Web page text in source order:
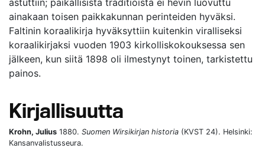
astuttiin; paikallisista traditioista ei hevin luovuttu
ainakaan toisen paikkakunnan perinteiden hyväksi.
Faltinin koraalikirja hyväksyttiin kuitenkin viralliseksi
koraalikirjaksi vuoden 1903 kirkolliskokouksessa sen
jälkeen, kun siitä 1898 oli ilmestynyt toinen, tarkistettu
painos.
Kirjallisuutta
Krohn, Julius 1880. Suomen Wirsikirjan historia (KVST 24). Helsinki:
Kansanvalistusseura.